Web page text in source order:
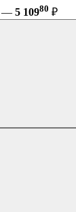
— 5 10980 ₽